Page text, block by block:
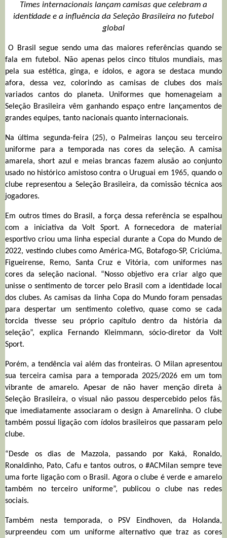
Times internacionais lançam camisas que celebram a
identidade e a influência da Seleção Brasileira no futebol
global
O Brasil segue sendo uma das maiores referências quando se
fala em futebol. Não apenas pelos cinco títulos mundiais, mas
pela sua estética, ginga, e ídolos, e agora se destaca mundo
afora, dessa vez, colorindo as camisas de clubes dos mais
variados cantos do planeta. Uniformes que homenageiam a
Seleção Brasileira vêm ganhando espaço entre lançamentos de
grandes equipes, tanto nacionais quanto internacionais.
Na última segunda-feira (25), o Palmeiras lançou seu terceiro
uniforme para a temporada nas cores da seleção. A camisa
amarela, short azul e meias brancas fazem alusão ao conjunto
usado no histórico amistoso contra o Uruguai em 1965, quando o
clube representou a Seleção Brasileira, da comissão técnica aos
jogadores.
Em outros times do Brasil, a força dessa referência se espalhou
com a iniciativa da Volt Sport. A fornecedora de material
esportivo criou uma linha especial durante a Copa do Mundo de
2022, vestindo clubes como América-MG, Botafogo-SP, Criciúma,
Figueirense, Remo, Santa Cruz e Vitória, com uniformes nas
cores da seleção nacional. “Nosso objetivo era criar algo que
unisse o sentimento de torcer pelo Brasil com a identidade local
dos clubes. As camisas da linha Copa do Mundo foram pensadas
para despertar um sentimento coletivo, quase como se cada
torcida tivesse seu próprio capítulo dentro da história da
seleção”, explica Fernando Kleimmann, sócio-diretor da Volt
Sport.
Porém, a tendência vai além das fronteiras. O Milan apresentou
sua terceira camisa para a temporada 2025/2026 em um tom
vibrante de amarelo. Apesar de não haver menção direta à
Seleção Brasileira, o visual não passou despercebido pelos fãs,
que imediatamente associaram o design à Amarelinha. O clube
também possui ligação com ídolos brasileiros que passaram pelo
clube.
“Desde os dias de Mazzola, passando por Kaká, Ronaldo,
Ronaldinho, Pato, Cafu e tantos outros, o #ACMilan sempre teve
uma forte ligação com o Brasil. Agora o clube é verde e amarelo
também no terceiro uniforme”, publicou o clube nas redes
sociais.
Também nesta temporada, o PSV Eindhoven, da Holanda,
surpreendeu com um uniforme alternativo que traz as cores